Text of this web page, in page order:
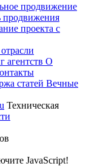
продвижение
продвижения
проекта с
агентств О
статей Вечные
Техническая
JavaScript!